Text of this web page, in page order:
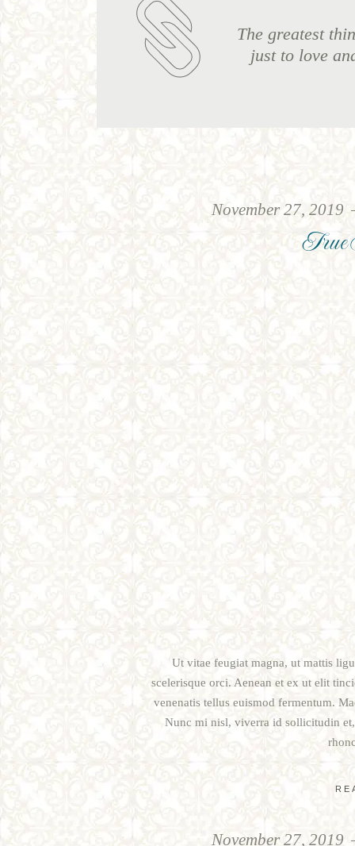
The greatest
just to love
November 27, 2019
True
Ut vitae feugiat magna, ut mattis
scelerisque orci. Aenean et ex ut elit
venenatis tellus euismod fermentum.
Nunc mi nisl, viverra id sollicitudin
November 27, 2019